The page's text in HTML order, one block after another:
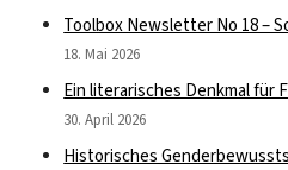
Toolbox Newsletter No 18 –
18. Mai 2026
Ein literarisches Denkmal für
30. April 2026
Historisches